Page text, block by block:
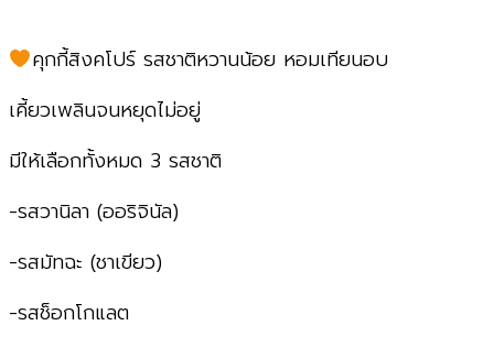
คุกกี้สิงคโปร์ รสชาติหวานน้อย หอมเทียนอบ
เคี้ยวเพลินจนหยุดไม่อยู่
มีให้เลือกทั้งหมด 3 รสชาติ
-รสวานิลา (ออริจินัล)
-รสมัทฉะ (ชาเขียว)
-รสช็อกโกแลต